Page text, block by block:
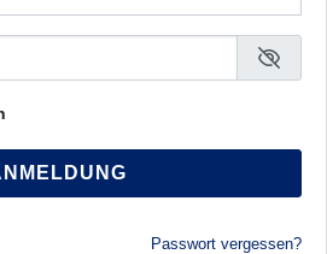
Passwort vergessen?